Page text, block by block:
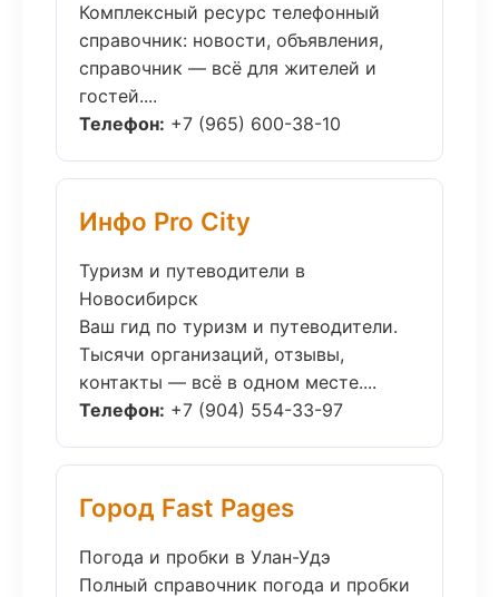
Комплексный ресурс телефонный
справочник: новости, объявления,
справочник — всё для жителей и
гостей....
Телефон: +7 (965) 600-38-10
Инфо Pro City
Туризм и путеводители в
Новосибирск
Ваш гид по туризм и путеводители.
Тысячи организаций, отзывы,
контакты — всё в одном месте....
Телефон: +7 (904) 554-33-97
Город Fast Pages
Погода и пробки в Улан-Удэ
Полный справочник погода и пробки